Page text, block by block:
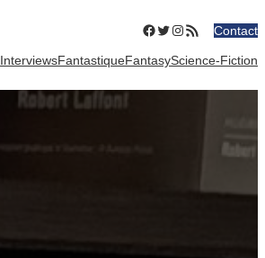
Facebook
Twitter
Instagram
Flux RSSContact
InterviewsFantastiqueFantasyScience-Fiction